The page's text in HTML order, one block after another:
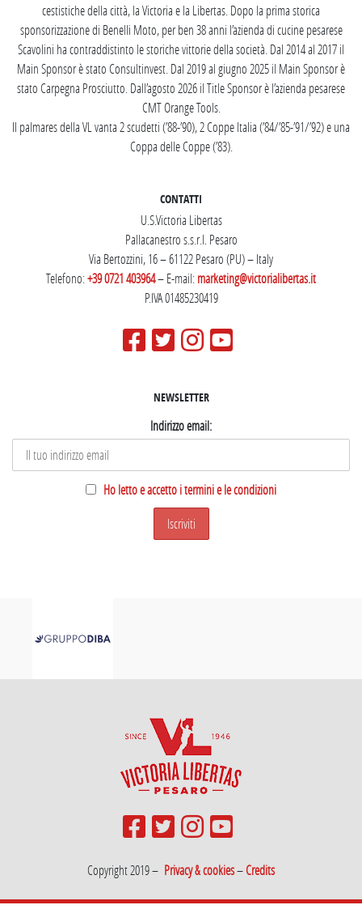
cestistiche della città, la Victoria e la Libertas. Dopo la prima storica
sponsorizzazione di Benelli Moto, per ben 38 anni l’azienda di cucine pesarese
Scavolini ha contraddistinto le storiche vittorie della società. Dal 2014 al 2017 il
Main Sponsor è stato Consultinvest. Dal 2019 al giugno 2025 il Main Sponsor è
stato Carpegna Prosciutto. Dall’agosto 2026 il Title Sponsor è l’azienda pesarese
CMT Orange Tools.
Il palmares della VL vanta 2 scudetti (’88-’90), 2 Coppe Italia (’84/’85-’91/’92) e una
Coppa delle Coppe (’83).
CONTATTI
U.S.Victoria Libertas
Pallacanestro s.s.r.l. Pesaro
Via Bertozzini, 16 – 61122 Pesaro (PU) – Italy
Telefono:+39 0721 403964– E-mail:marketing@victorialibertas.it
P.IVA 01485230419
NEWSLETTER
Indirizzo email:
Ho letto e accetto i termini e le condizioni
Copyright 2019 – Privacy & cookies–Credits